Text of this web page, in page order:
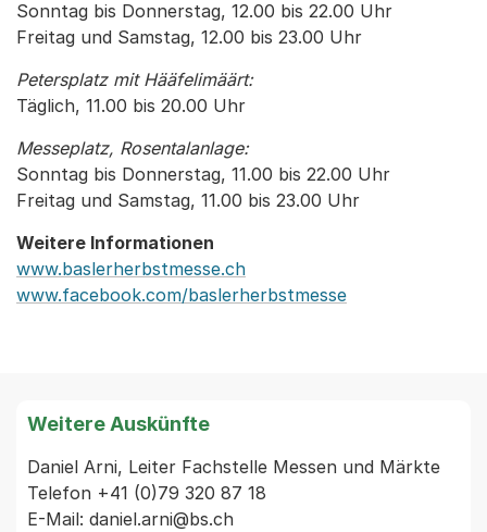
Sonntag bis Donnerstag, 12.00 bis 22.00 Uhr
Freitag und Samstag, 12.00 bis 23.00 Uhr
Petersplatz mit Hääfelimäärt:
Täglich, 11.00 bis 20.00 Uhr
Messeplatz, Rosentalanlage:
Sonntag bis Donnerstag, 11.00 bis 22.00 Uhr
Freitag und Samstag, 11.00 bis 23.00 Uhr
Weitere Informationen
www.baslerherbstmesse.ch
www.facebook.com/baslerherbstmesse
Weitere Auskünfte
Daniel Arni, Leiter Fachstelle Messen und Märkte
Telefon +41 (0)79 320 87 18